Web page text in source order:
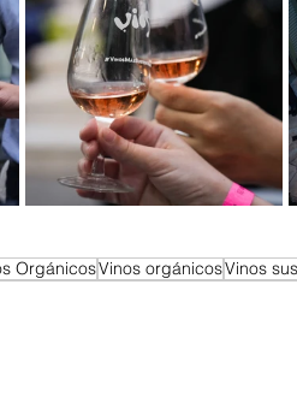
OrgánicosVinos orgánicosVinos